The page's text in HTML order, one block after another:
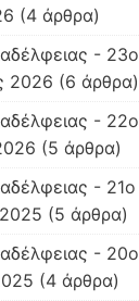
(4 άρθρα)
- 23ο
2026 (6 άρθρα)
- 22ο
(5 άρθρα)
- 21ο
(5 άρθρα)
- 20ο
(4 άρθρα)